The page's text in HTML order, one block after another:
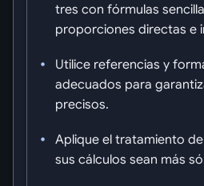
tres con fórmulas
proporciones directas e
Utilice referencias y
adecuados para
precisos.
Aplique el tratamiento
sus cálculos sean más